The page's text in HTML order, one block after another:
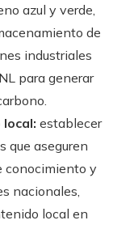
azul y verde,
de
industriales
para generar
establecer
que aseguren
conocimiento y
nacionales,
local en